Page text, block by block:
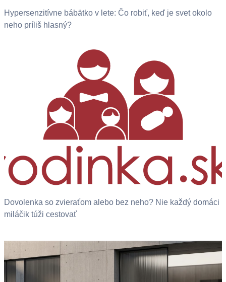
Hypersenzitívne bábätko v lete: Čo robiť, keď je svet okolo
neho príliš hlasný?
Dovolenka so zvieraťom alebo bez neho? Nie každý domáci
miláčik túži cestovať